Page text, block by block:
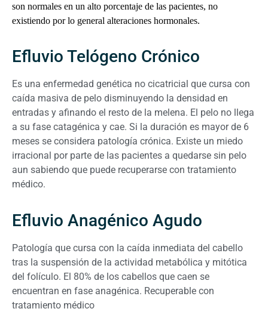
son normales en un alto porcentaje de las pacientes, no
existiendo por lo general alteraciones hormonales.
Efluvio Telógeno Crónico
Es una enfermedad genética no cicatricial que cursa con
caída masiva de pelo disminuyendo la densidad en
entradas y afinando el resto de la melena. El pelo no llega
a su fase catagénica y cae. Si la duración es mayor de 6
meses se considera patología crónica. Existe un miedo
irracional por parte de las pacientes a quedarse sin pelo
aun sabiendo que puede recuperarse con tratamiento
médico.
Efluvio Anagénico Agudo
Patología que cursa con la caída inmediata del cabello
tras la suspensión de la actividad metabólica y mitótica
del folículo. El 80% de los cabellos que caen se
encuentran en fase anagénica. Recuperable con
tratamiento médico